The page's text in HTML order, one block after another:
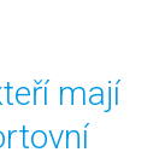
mají